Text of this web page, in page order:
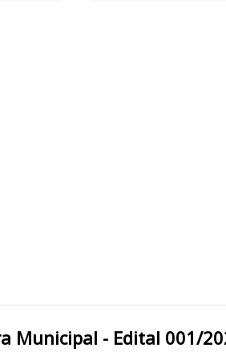
Prefeitura Municipal - Edital 001/